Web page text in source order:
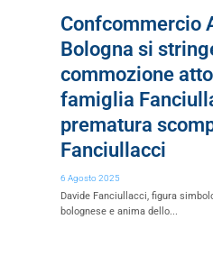
Confcommercio
Bologna si
commozione
famiglia
prematura
Fanciullacci
6 Agosto 2025
Davide Fanciullacci, figura
bolognese e anima dello...